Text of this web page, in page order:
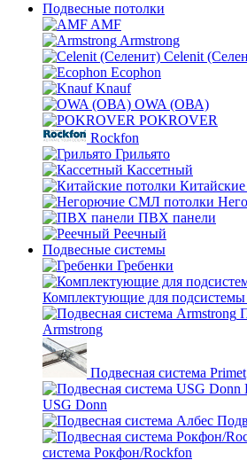
Подвесные потолки
AMF
Armstrong
Celenit
Ecophon
Knauf
OWA (ОВА)
POKROVER
Rockfon
Грильято
Кассетный
ПВХ панели
Реечный
Подвесные системы
Гребенки
Комплектующие для
Armstrong
Подвесная система Primet
USG Donn
система Рокфон/Rockfon